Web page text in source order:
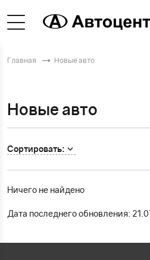
Главная Новые авто
Новые авто
Сортировать:
Ничего не найдено
Дата последнего обновления: